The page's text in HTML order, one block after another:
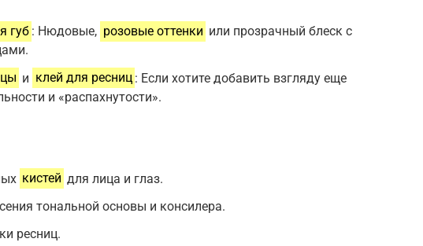
губ : Нюдовые, розовые оттенки или прозрачный блеск с
и клей для ресниц : Если хотите добавить взгляду еще
и «распахнутости».
кистей для лица и глаз.
тональной основы и консилера.
ресниц.